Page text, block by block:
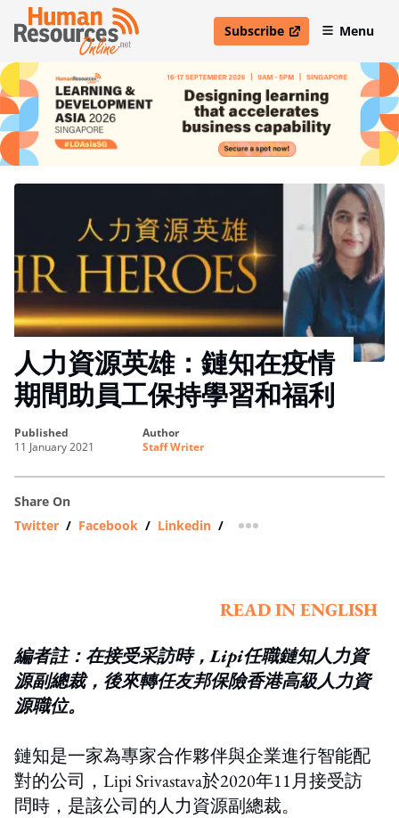
Subscribe
open in new windowMenu
人力資源英雄：鏈知在疫情
期間助員工保持學習和福利
published
11 January 2021
author
Staff Writer
Share On
Twitter / Facebook / Linkedin / more sharing option
READ IN ENGLISH
編者註：在接受采訪時，Lipi任職鏈知人力資
源副總裁，後來轉任友邦保險香港高級人力資
源職位。
鏈知是一家為專家合作夥伴與企業進行智能配
對的公司，Lipi Srivastava於2020年11月接受訪
問時，是該公司的人力資源副總裁。